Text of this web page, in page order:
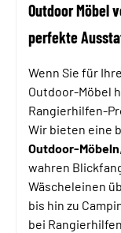
Outdoor Möbel
perfekte
Wenn Sie für
Outdoor-Möbel
Rangierhilfen-
Wir bieten eine
Outdoor-Möbeln
wahren
Wäscheleinen
bis hin zu
bei